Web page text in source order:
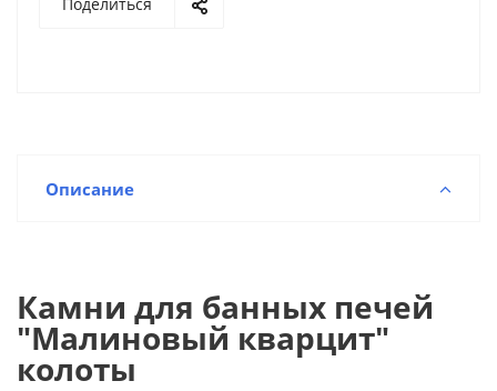
Описание
Камни для банных печей
"Малиновый кварцит"
колоты